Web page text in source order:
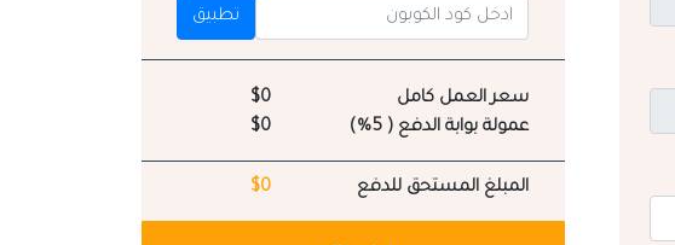
تطبيق
سعر العمل كامل
$0
عمولة بوابة الدفع ( 5%)
$0
المبلغ المستحق للدفع $0